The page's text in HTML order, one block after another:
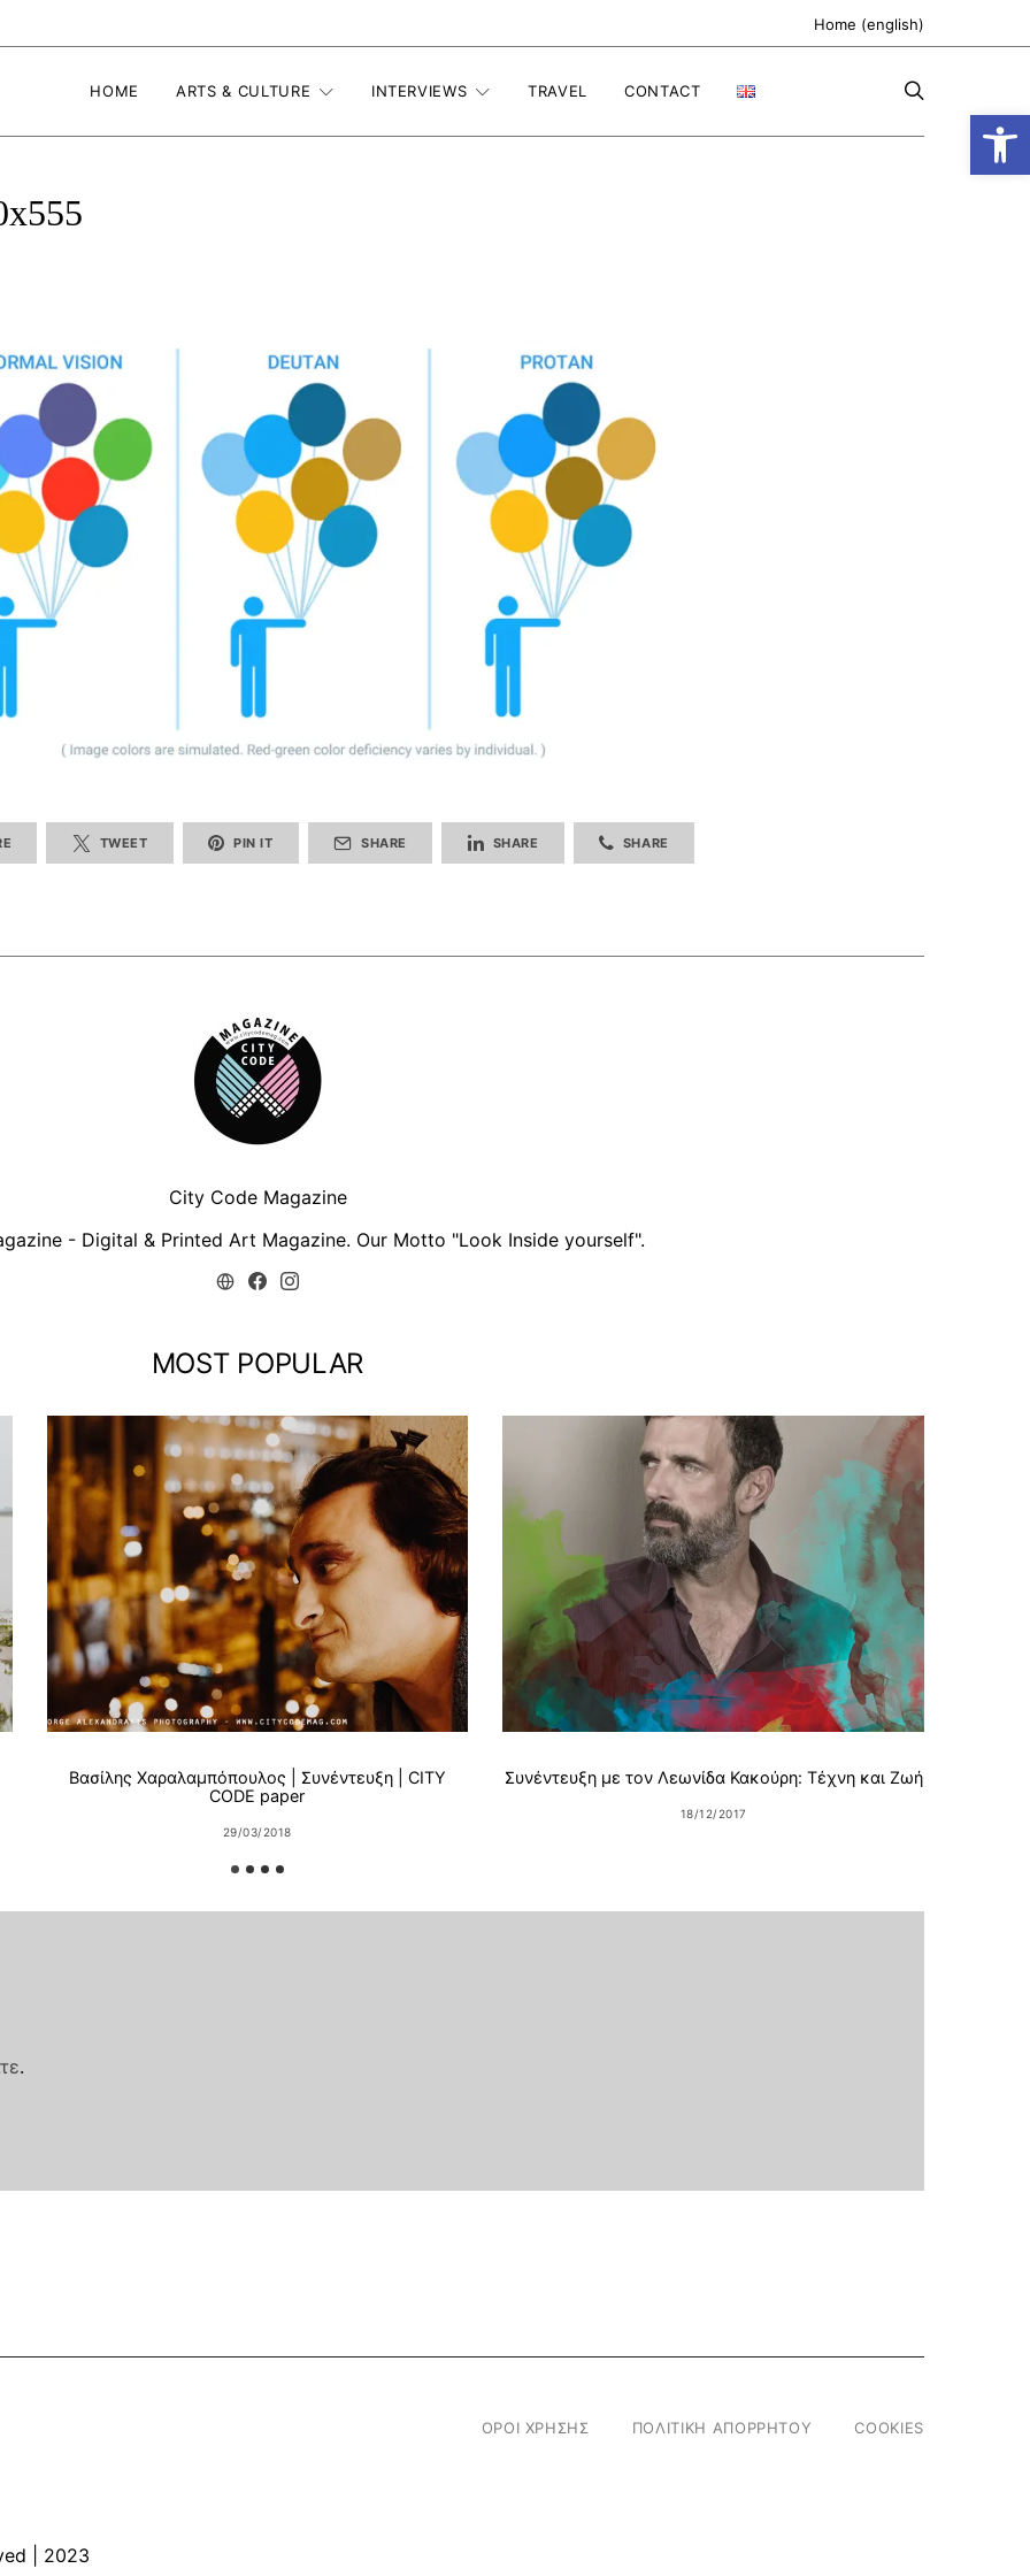
Home (english)
HOME ARTS & CULTURE INTERVIEWS TRAVEL CONTACT
TWEET PIN IT SHARE SHARE SHARE
City Code Magazine
- Digital & Printed Art Magazine. Our Motto "Look Inside yourself".
MOST POPULAR
Βασίλης Χαραλαμπόπουλος | Συνέντευξη | CITY
CODE paper
29/03/2018
Συνέντευξη με τον Λεωνίδα Κακούρη: Τέχνη και Ζωή
18/12/2017
.
ΟΡΟΙ ΧΡΗΣΗΣ ΠΟΛΙΤΙΚΗ ΑΠΟΡΡΗΤΟΥ COOKIES
| 2023